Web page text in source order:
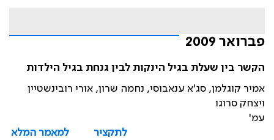
פברואר 2009
הקשר בין שעלת בגיל הינקות לבין גנחת בגיל הילדות
אמיר קוגלמן, סג'א ענאבוסי, נחמה שרון, אורי רובינשטיין
ויצחק סרוגו
עמ'
לתקציר
למאמר המלא